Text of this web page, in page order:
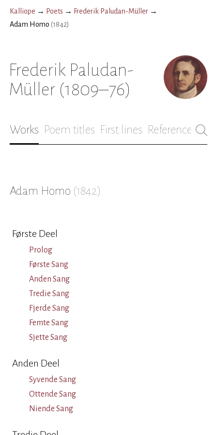
Kalliope → Poets → Frederik Paludan-Müller →
Adam Homo (1842)
Frederik Paludan-
Müller (1809–76)
Works Poem titles First lines References
Adam Homo (1842)
Første Deel
Prolog
Første Sang
Anden Sang
Tredie Sang
Fjerde Sang
Femte Sang
Sjette Sang
Anden Deel
Syvende Sang
Ottende Sang
Niende Sang